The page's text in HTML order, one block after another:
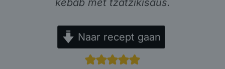
kebab met tzatzikisaus.
Naar recept gaan